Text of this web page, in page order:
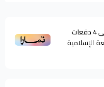
4دفعات
الإسلامية